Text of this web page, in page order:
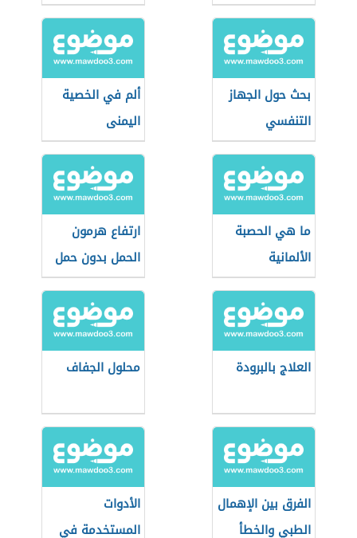
بحث حول الجهاز
التنفسي
ألم في الخصية
اليمنى
ما هي الحصبة
الألمانية
ارتفاع هرمون
الحمل بدون حمل
العلاج بالبرودة محلول الجفاف
الفرق بين الإهمال
الطبي والخطأ
الأدوات
المستخدمة في